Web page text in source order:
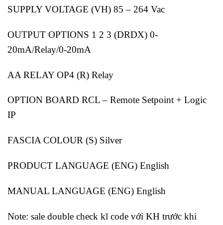
SUPPLY VOLTAGE (VH) 85 – 264 Vac
OUTPUT OPTIONS 1 2 3 (DRDX) 0-
20mA/Relay/0-20mA
AA RELAY OP4 (R) Relay
OPTION BOARD RCL – Remote Setpoint + Logic
IP
FASCIA COLOUR (S) Silver
PRODUCT LANGUAGE (ENG) English
MANUAL LANGUAGE (ENG) English
Note: sale double check kĩ code với KH trước khi